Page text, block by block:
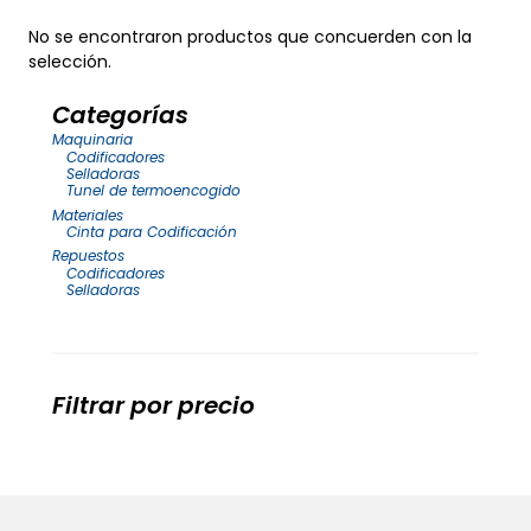
No se encontraron productos que concuerden con la
selección.
Categorías
Maquinaria
Codificadores
Selladoras
Tunel de termoencogido
Materiales
Cinta para Codificación
Repuestos
Codificadores
Selladoras
Filtrar por precio